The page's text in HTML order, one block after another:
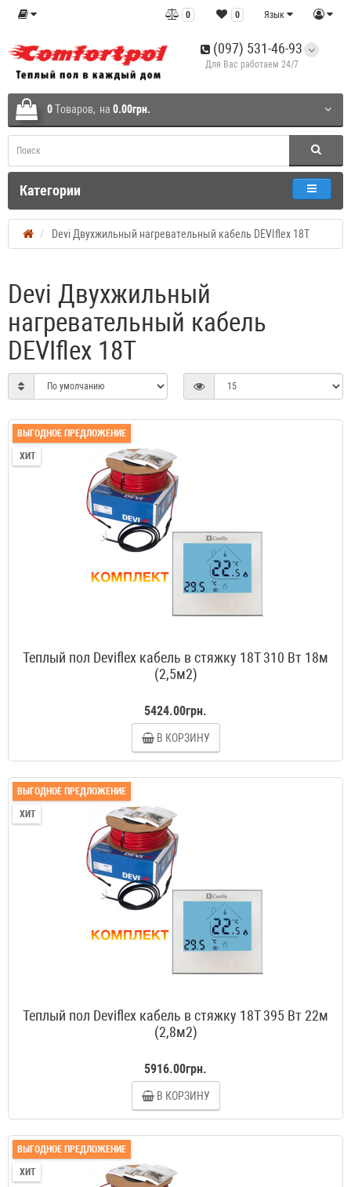
Язык
0
0
(097) 531-46-93
Для Вас работаем 24/7
0Tоваров, на 0.00грн.
Категории
Devi Двухжильный нагревательный кабель DEVIflex 18T
Devi Двухжильный
нагревательный кабель
DEVIflex 18T
ВЫГОДНОЕ ПРЕДЛОЖЕНИЕ
ХИТ
Теплый пол Deviflex кабель в стяжку 18T 310 Вт 18м
(2,5м2)
5424.00грн.
В КОРЗИНУ
ВЫГОДНОЕ ПРЕДЛОЖЕНИЕ
ХИТ
Теплый пол Deviflex кабель в стяжку 18T 395 Вт 22м
(2,8м2)
5916.00грн.
В КОРЗИНУ
ВЫГОДНОЕ ПРЕДЛОЖЕНИЕ
ХИТ